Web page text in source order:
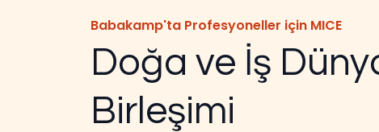
Babakamp'ta Profesyoneller için MICE
Doğa ve İş
Birleşimi